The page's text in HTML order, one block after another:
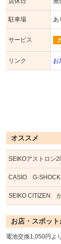
駐車場 あ
サービス
リンク お
オススメ
SEIKOアストロン
CASIO G-SHOCK
SEIKO CITIZEN
お店・スポッ
電池交換1,050円よ